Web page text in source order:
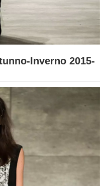
Inverno 2015-